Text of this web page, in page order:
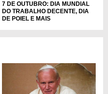
7 DE OUTUBRO: DIA MUNDIAL
DO TRABALHO DECENTE, DIA
DE POIEL E MAIS